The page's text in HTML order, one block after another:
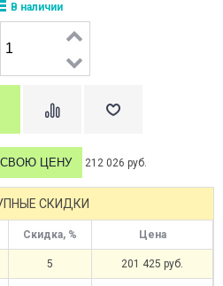
В наличии
ЦЕНУ 212 026 руб.
СКИДКИ
Скидка, % Цена
5 201 425 руб.